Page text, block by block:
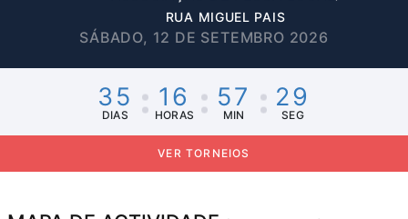
RUA MIGUEL PAIS
SÁBADO, 12 DE SETEMBRO 2026
35
DIAS
16
HORAS
57
MIN
29
SEG
VER TORNEIOS